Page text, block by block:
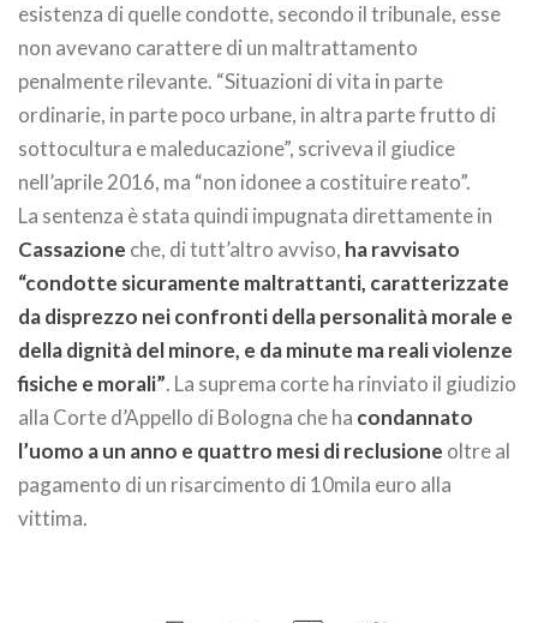
esistenza di quelle condotte, secondo il tribunale, esse
non avevano carattere di un maltrattamento
penalmente rilevante. “Situazioni di vita in parte
ordinarie, in parte poco urbane, in altra parte frutto di
sottocultura e maleducazione”, scriveva il giudice
nell’aprile 2016, ma “non idonee a costituire reato”.
La sentenza è stata quindi impugnata direttamente in
Cassazione che, di tutt’altro avviso, ha ravvisato
“condotte sicuramente maltrattanti, caratterizzate
da disprezzo nei confronti della personalità morale e
della dignità del minore, e da minute ma reali violenze
fisiche e morali”. La suprema corte ha rinviato il giudizio
alla Corte d’Appello di Bologna che ha condannato
l’uomo a un anno e quattro mesi di reclusione oltre al
pagamento di un risarcimento di 10mila euro alla
vittima.